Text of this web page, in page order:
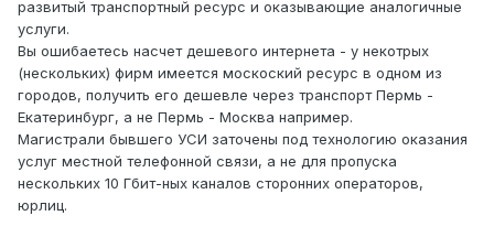
развитый транспортный ресурс и оказывающие аналогичные
услуги.
Вы ошибаетесь насчет дешевого интернета - у некотрых
(нескольких) фирм имеется москоский ресурс в одном из
городов, получить его дешевле через транспорт Пермь -
Екатеринбург, а не Пермь - Москва например.
Магистрали бывшего УСИ заточены под технологию оказания
услуг местной телефонной связи, а не для пропуска
нескольких 10 Гбит-ных каналов сторонних операторов,
юрлиц.